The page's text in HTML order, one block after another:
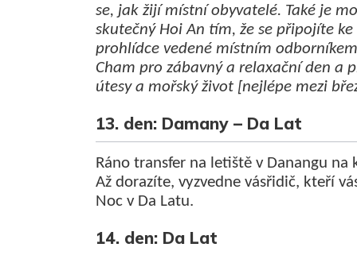
se, jak žijí místní obyvatelé. Také je
skutečný Hoi An tím, že se připojíte
prohlídce vedené místním
Cham pro zábavný a relaxační den a
útesy a mořský život [nejlépe mezi
13. den: Damany – Da Lat
Ráno transfer na letiště v Danangu
Až dorazíte, vyzvedne vásřidič, kteří
Noc v Da Latu.
14. den: Da Lat